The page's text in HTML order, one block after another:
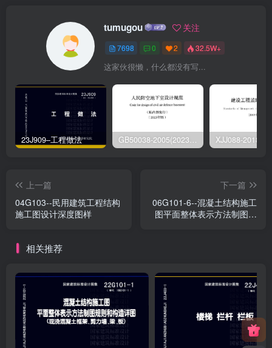
tumugou 关注
7698 0 2 32.5W+
这家伙很懒，什么都没有写...
23J909–工程做法 GB50038-2005(2023版)–人民防空地下室设计规范
上一篇
04G103--民用建筑工程结构
施工图设计深度图样
下一篇
06G101-6--混凝土结构施工
图平面整体表示方法制图规
相关推荐